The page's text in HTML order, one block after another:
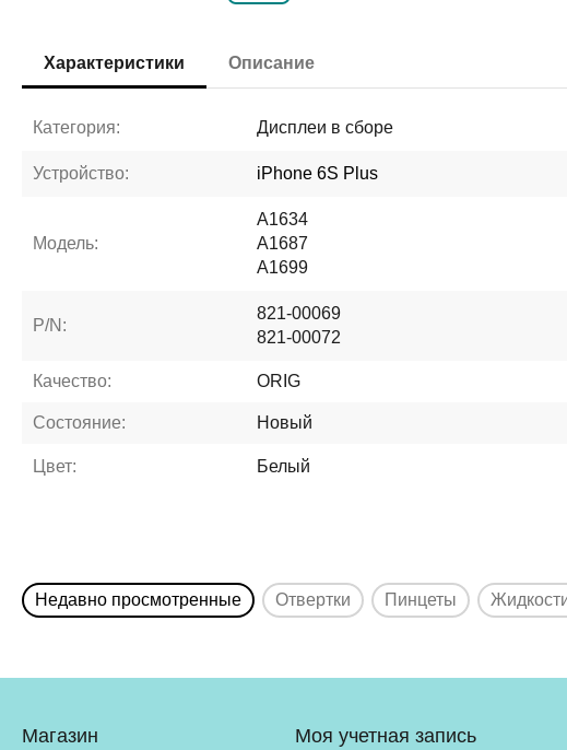
Характеристики Описание
Категория: Дисплеи в сборе
Устройство: iPhone 6S Plus
Модель:
A1634
A1687
A1699
P/N:
821-00069
821-00072
Качество: ORIG
Состояние: Новый
Цвет: Белый
Недавно просмотренные Отвертки Пинцеты
Магазин Моя учетная запись